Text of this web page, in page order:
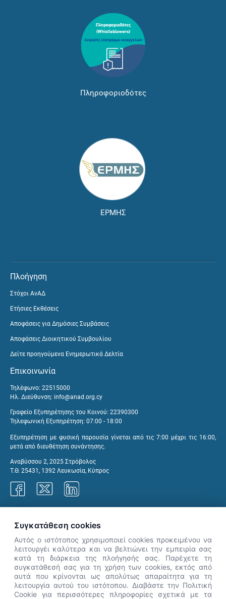
Πληροφοριοδότες
ΕΡΜΗΣ
Πλοήγηση
Στόχοι ΑνΑΔ
Ετήσιες Εκθέσεις
Αποφάσεις για Δημόσιες Συμβάσεις
Αποφάσεις Διοικητικού Συμβουλίου
Δείτε προηγούμενα Ενημερωτικά Δελτία
Επικοινωνία
Τηλέφωνο: 22515000
Ηλ. Διεύθυνση: info@anad.org.cy
Γραφείο Εξυπηρέτησης του Κοινού: 22390300
Τηλεφωνική Εξυπηρέτηση: 07:00 - 18:00
Εξυπηρέτηση με φυσική παρουσία γίνεται από τις 7:00 μέχρι τις 16:00,
μετά από διευθέτηση συνάντησης.
Αναβύσσου 2, 2025 Στρόβολος
Τ.Θ. 25431, 1392 Λευκωσία, Κύπρος
👋 Καλώς ήρθες! Είμαι η Νόησις.
Πες μου πώς μπορώ να σε βοηθήσω
σήμερα.
Συγκατάθεση cookies
Αυτός ο ιστότοπος χρησιμοποιεί cookies προκειμένου να
λειτουργέι καλύτερα και να βελτιώνει την εμπειρία σας
κατά τη διάρκεια της πλοήγησής σας. Παρέχετε τη
συγκατάθεσή σας για τη χρήση των cookies, εκτός από
αυτά που κρίνονται ως απολύτως απαραίτητα για τη
λειτουργία αυτού του ιστότοπου. Διαβάστε την Πολιτική
Cookie για περισσότερες πληροφορίες σχετικά με τα